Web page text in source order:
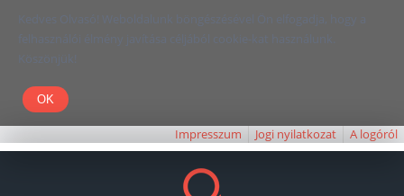
Kedves Olvasó! Weboldalunk böngészésével Ön elfogadja, hogy a
felhasználói élmény javítása céljából cookie-kat használunk.
Köszönjük!
Impresszum Jogi nyilatkozat A logóról